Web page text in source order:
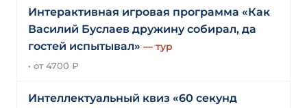
Интерактивная игровая программа «Как
Василий Буслаев дружину собирал, да
гостей испытывал» — тур
· от 4700 ₽
Интеллектуальный квиз «60 секунд